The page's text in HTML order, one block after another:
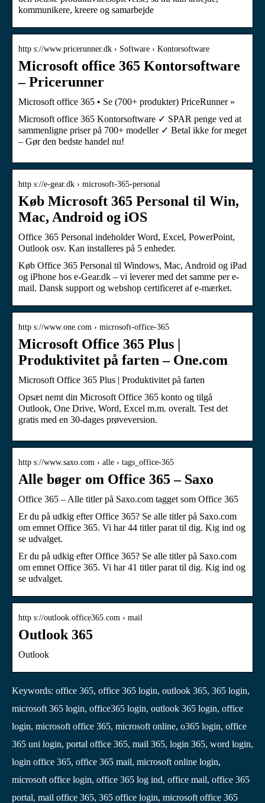
kommunikere, kreere og samarbejde
http s://www.pricerunner.dk › Software › Kontorsoftware
Microsoft office 365 Kontorsoftware
– Pricerunner
Microsoft office 365 • Se (700+ produkter) PriceRunner »
Microsoft office 365 Kontorsoftware ✓ SPAR penge ved at
sammenligne priser på 700+ modeller ✓ Betal ikke for meget
– Gør den bedste handel nu!
http s://e-gear.dk › microsoft-365-personal
Køb Microsoft 365 Personal til Win,
Mac, Android og iOS
Office 365 Personal indeholder Word, Excel, PowerPoint,
Outlook osv. Kan installeres på 5 enheder.
Køb Office 365 Personal til Windows, Mac, Android og iPad
og iPhone hos e-Gear.dk – vi leverer med det samme per e-
mail. Dansk support og webshop certificeret af e-mærket.
http s://www.one.com › microsoft-office-365
Microsoft Office 365 Plus |
Produktivitet på farten – One.com
Microsoft Office 365 Plus | Produktivitet på farten
Opsæt nemt din Microsoft Office 365 konto og tilgå
Outlook, One Drive, Word, Excel m.m. overalt. Test det
gratis med en 30-dages prøveversion.
http s://www.saxo.com › alle › tags_office-365
Alle bøger om Office 365 – Saxo
Office 365 – Alle titler på Saxo.com tagget som Office 365
Er du på udkig efter Office 365? Se alle titler på Saxo.com
om emnet Office 365. Vi har 44 titler parat til dig. Kig ind og
se udvalget.
Er du på udkig efter Office 365? Se alle titler på Saxo.com
om emnet Office 365. Vi har 41 titler parat til dig. Kig ind og
se udvalget.
http s://outlook.office365.com › mail
Outlook 365
Outlook
Keywords: office 365, office 365 login, outlook 365, 365 login,
microsoft 365 login, office365 login, outlook 365 login, office
login, microsoft office 365, microsoft online, o365 login, office
365 uni login, portal office 365, mail 365, login 365, word login,
login office 365, office 365 mail, microsoft online login,
microsoft office login, office 365 log ind, office mail, office 365
portal, mail office 365, 365 office login, microsoft office 365